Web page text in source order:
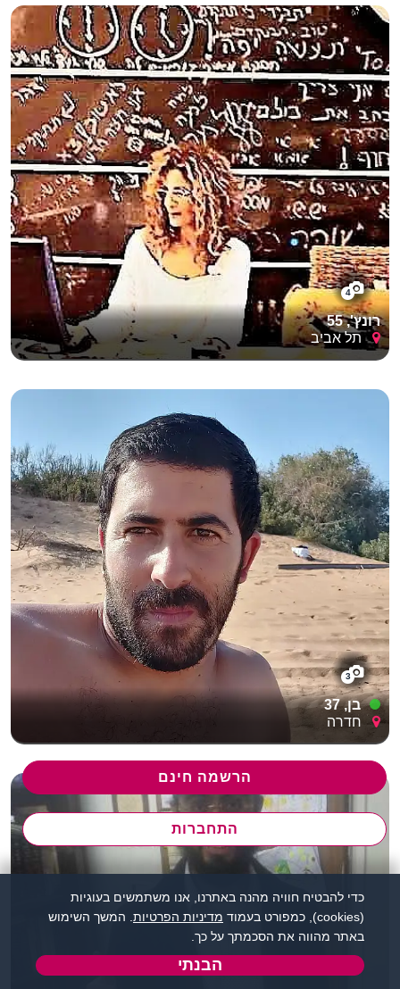
4
רונץ', 55
תל אביב
3
בן, 37
חדרה
הרשמה חינם
התחברות
כדי להבטיח חוויה מהנה באתרנו, אנו משתמשים בעוגיות
(cookies), כמפורט בעמוד
מדיניות הפרטיות . המשך השימוש
באתר מהווה את הסכמתך על כך.
הבנתי